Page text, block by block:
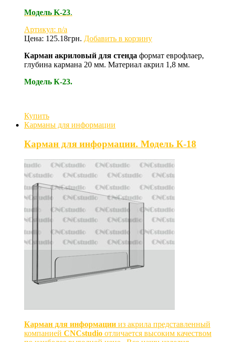
Модель K-23.
Артикул: n/a
Цена: 125.18грн. Добавить в корзину
Карман акриловый для стенда формат еврофлаер,
глубина кармана 20 мм. Материал акрил 1,8 мм.
Модель К-23.
Купить
Карманы для информации
Карман для информации. Модель К-18
Карман для информации из акрила представленный
компанией CNCstudio отличается высоким качеством